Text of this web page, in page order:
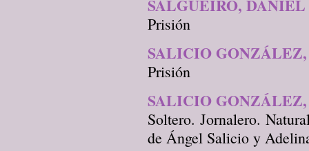
SALGUEIRO,
Prisión
SALICIO
Prisión
SALICIO
Soltero. Jornalero.
de Ángel Salicio y